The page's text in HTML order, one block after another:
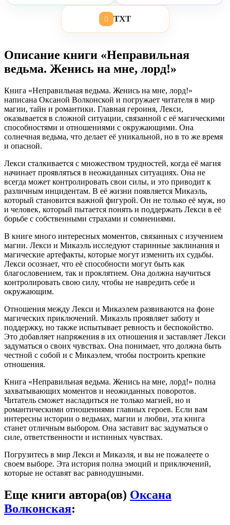
TXT
Описание книги «Неправильная
ведьма. Женись на мне, лорд!»
Книга «Неправильная ведьма. Женись на мне, лорд!»
написана Оксаной Волконской и погружает читателя в мир
магии, тайн и романтики. Главная героиня, Лекси,
оказывается в сложной ситуации, связанной с её магическими
способностями и отношениями с окружающими. Она
солнечная ведьма, что делает её уникальной, но в то же время
и опасной.
Лекси сталкивается с множеством трудностей, когда её магия
начинает проявляться в неожиданных ситуациях. Она не
всегда может контролировать свои силы, и это приводит к
различным инцидентам. В её жизни появляется Микаэль,
который становится важной фигурой. Он не только её муж, но
и человек, который пытается понять и поддержать Лекси в её
борьбе с собственными страхами и сомнениями.
В книге много интересных моментов, связанных с изучением
магии. Лекси и Микаэль исследуют старинные заклинания и
магические артефакты, которые могут изменить их судьбы.
Лекси осознает, что её способности могут быть как
благословением, так и проклятием. Она должна научиться
контролировать свою силу, чтобы не навредить себе и
окружающим.
Отношения между Лекси и Микаэлем развиваются на фоне
магических приключений. Микаэль проявляет заботу и
поддержку, но также испытывает ревность и беспокойство.
Это добавляет напряжения в их отношения и заставляет Лекси
задуматься о своих чувствах. Она понимает, что должна быть
честной с собой и с Микаэлем, чтобы построить крепкие
отношения.
Книга «Неправильная ведьма. Женись на мне, лорд!» полна
захватывающих моментов и неожиданных поворотов.
Читатель сможет насладиться не только магией, но и
романтическими отношениями главных героев. Если вам
интересны истории о ведьмах, магии и любви, эта книга
станет отличным выбором. Она заставит вас задуматься о
силе, ответственности и истинных чувствах.
Погрузитесь в мир Лекси и Микаэля, и вы не пожалеете о
своем выборе. Эта история полна эмоций и приключений,
которые не оставят вас равнодушными.
Еще книги автора(ов) Оксана
Волконская: